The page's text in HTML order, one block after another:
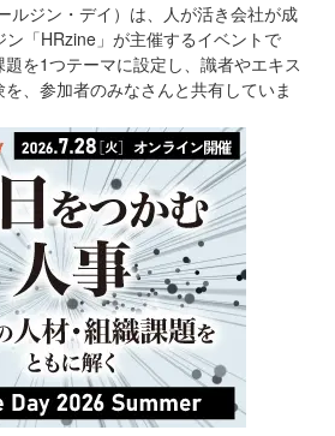
ルジン・デイ）は、人が活き会社が成
「HRzine」が主催するイベントで
を1つテーマに設定し、識者やエキス
、参加者のみなさんと共有していま